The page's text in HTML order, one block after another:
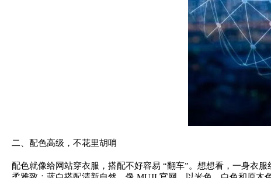
二、配色高级，不花里胡哨
配色就像给网站穿衣服，搭配不好容易 “翻车”。想想看，一身衣